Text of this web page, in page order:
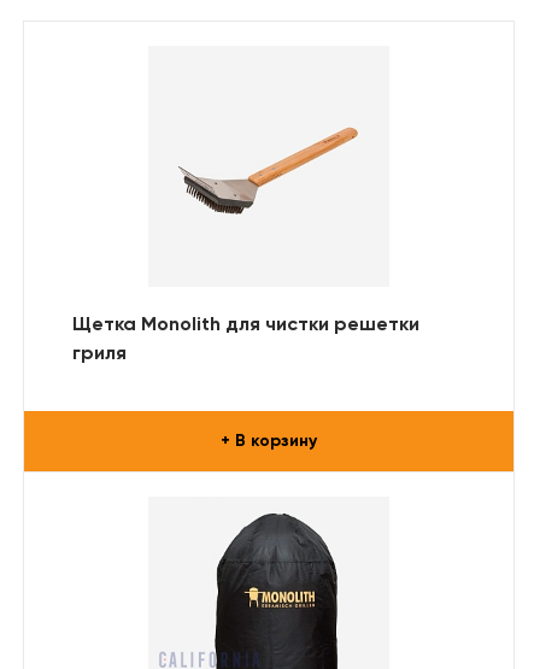
Щетка Monolith для чистки решетки
гриля
+ В корзину